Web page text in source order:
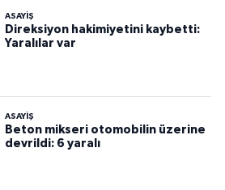
ASAYİŞ
Direksiyon hakimiyetini kaybetti:
Yaralılar var
ASAYİŞ
Beton mikseri otomobilin üzerine
devrildi: 6 yaralı